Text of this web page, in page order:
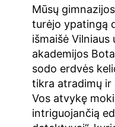
Mūsų
turėjo ypatingą
išmaišė Vilniaus
akademijos
sodo erdvės
tikra atradimų ir
Vos atvykę
intriguojančią